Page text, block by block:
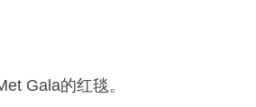
Gala的红毯。